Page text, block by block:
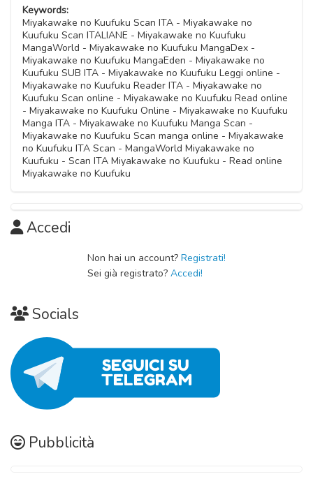
Keywords:
Miyakawake no Kuufuku Scan ITA - Miyakawake no
Kuufuku Scan ITALIANE - Miyakawake no Kuufuku
MangaWorld - Miyakawake no Kuufuku MangaDex -
Miyakawake no Kuufuku MangaEden - Miyakawake no
Kuufuku SUB ITA - Miyakawake no Kuufuku Leggi online -
Miyakawake no Kuufuku Reader ITA - Miyakawake no
Kuufuku Scan online - Miyakawake no Kuufuku Read online
- Miyakawake no Kuufuku Online - Miyakawake no Kuufuku
Manga ITA - Miyakawake no Kuufuku Manga Scan -
Miyakawake no Kuufuku Scan manga online - Miyakawake
no Kuufuku ITA Scan - MangaWorld Miyakawake no
Kuufuku - Scan ITA Miyakawake no Kuufuku - Read online
Miyakawake no Kuufuku
Accedi
Non hai un account? Registrati!
Sei già registrato? Accedi!
Socials
Pubblicità